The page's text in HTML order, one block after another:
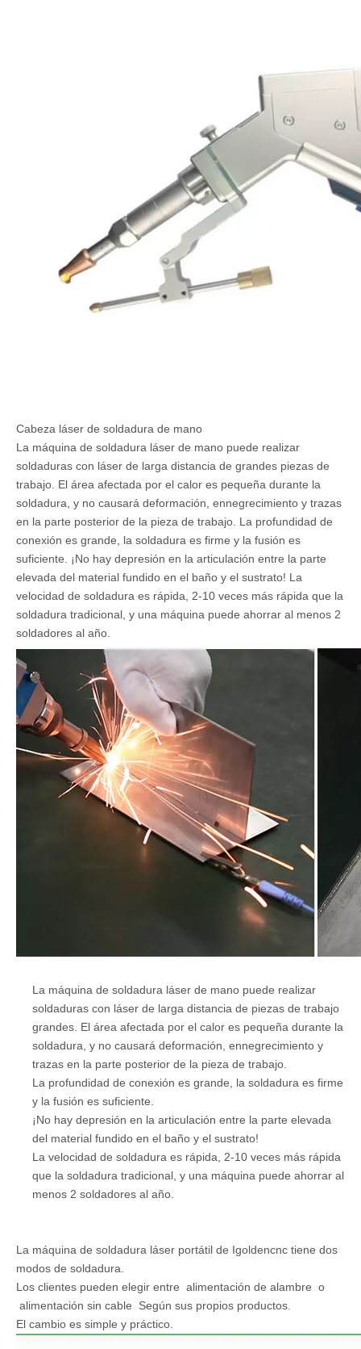
Cabeza láser de soldadura de mano
La máquina de soldadura láser de mano puede realizar
soldaduras con láser de larga distancia de grandes piezas de
trabajo. El área afectada por el calor es pequeña durante la
soldadura, y no causará deformación, ennegrecimiento y trazas
en la parte posterior de la pieza de trabajo. La profundidad de
conexión es grande, la soldadura es firme y la fusión es
suficiente. ¡No hay depresión en la articulación entre la parte
elevada del material fundido en el baño y el sustrato! La
velocidad de soldadura es rápida, 2-10 veces más rápida que la
soldadura tradicional, y una máquina puede ahorrar al menos 2
soldadores al año.
La máquina de soldadura láser de mano puede realizar
soldaduras con láser de larga distancia de piezas de trabajo
grandes. El área afectada por el calor es pequeña durante la
soldadura, y no causará deformación, ennegrecimiento y
trazas en la parte posterior de la pieza de trabajo.
La profundidad de conexión es grande, la soldadura es firme
y la fusión es suficiente.
¡No hay depresión en la articulación entre la parte elevada
del material fundido en el baño y el sustrato!
La velocidad de soldadura es rápida, 2-10 veces más rápida
que la soldadura tradicional, y una máquina puede ahorrar al
menos 2 soldadores al año.
La máquina de soldadura láser portátil de Igoldencnc tiene dos
modos de soldadura.
Los clientes pueden elegir entre alimentación de alambre o
alimentación sin cable Según sus propios productos.
El cambio es simple y práctico.